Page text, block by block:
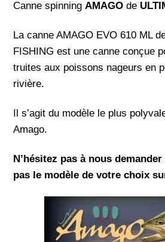
Canne spinningAMAGO de
La canne AMAGO EVO 610 ML
FISHING est une canne conçue
truites aux poissons nageurs en
rivière.
Il s’agit du modèle le plus
Amago.
N’hésitez pas à nous
pas le modèle de votre choix